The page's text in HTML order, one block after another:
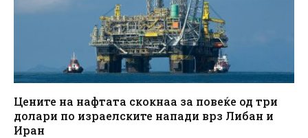
Цените на нафтата скокнаа за повеќе од три
долари по израелските напади врз Либан и
Иран